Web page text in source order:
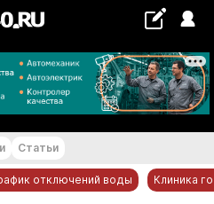
°С
Статьи
отключений воды Клиника